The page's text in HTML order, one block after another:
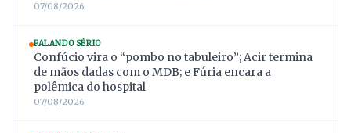
07/08/2026
FALANDO SÉRIO
Confúcio vira o “pombo no tabuleiro”; Acir termina
de mãos dadas com o MDB; e Fúria encara a
polêmica do hospital
07/08/2026